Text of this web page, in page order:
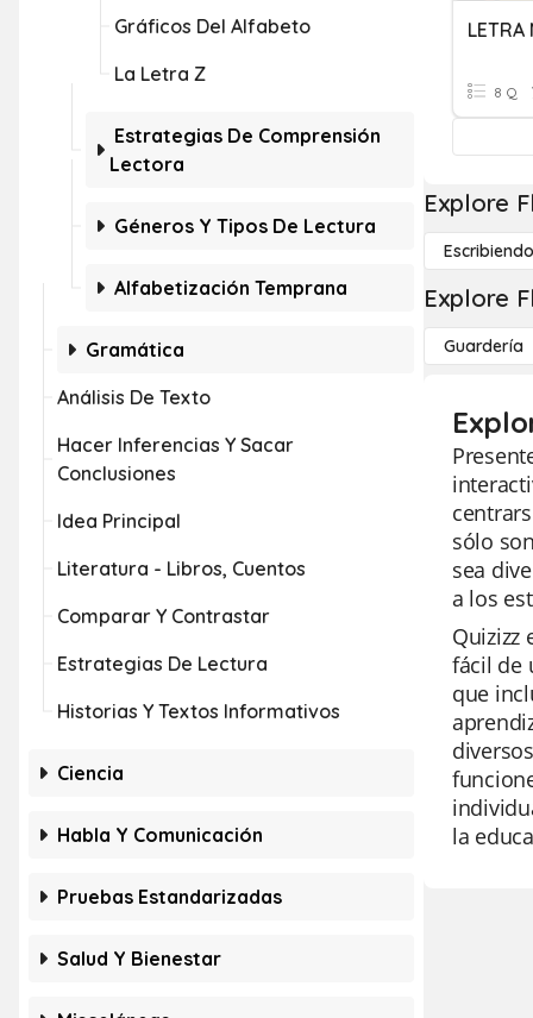
Gráficos Del Alfabeto
La Letra Z
Estrategias De Comprensión
Lectora
Géneros Y Tipos De Lectura
Alfabetización Temprana
Gramática
Análisis De Texto
Hacer Inferencias Y Sacar
Conclusiones
Idea Principal
Literatura - Libros, Cuentos
Comparar Y Contrastar
Estrategias De Lectura
Historias Y Textos Informativos
Ciencia
Habla Y Comunicación
Pruebas Estandarizadas
Salud Y Bienestar
LETRA
8 Q
Explore
Escribiendo
Explore
Guardería
sólo
sea
a los
Quizizz
fácil de
que
la